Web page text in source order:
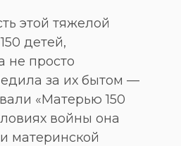
этой тяжелой
детей,
не просто
за их бытом —
«Матерью 150
войны она
материнской